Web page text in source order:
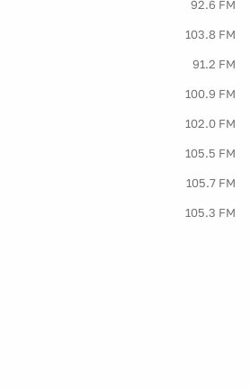
92.6 FM
103.8 FM
91.2 FM
100.9 FM
102.0 FM
105.5 FM
105.7 FM
105.3 FM